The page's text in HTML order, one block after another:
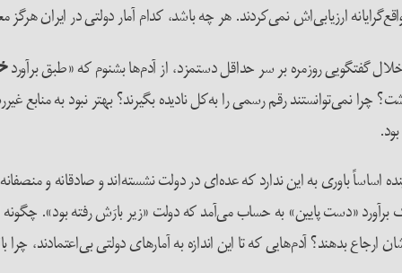
ارزیابی‌اش نمی‌کردند. هر چه باشد، کدام آمار دولتی در ایران هرگز
گفتگویی روزمره بر سر حداقل دستمزد، از آدم‌ها بشنوم که «طبق برآورد
نمی‌توانستند رقم رسمی را به‌کل نادیده بگیرند؟ بهتر نبود به منابع
«دست پایین» به حساب می‌آمد که دولت «زیر بارَش رفته بود».
ارجاع بدهند؟ آدم‌هایی که تا این اندازه به آمارهای دولتی بی‌اعتمادند،